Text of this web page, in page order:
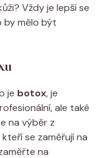
Vždy je lepší se
by mělo být
je botox, je
ale také
na výběr z
se zaměřují na
na